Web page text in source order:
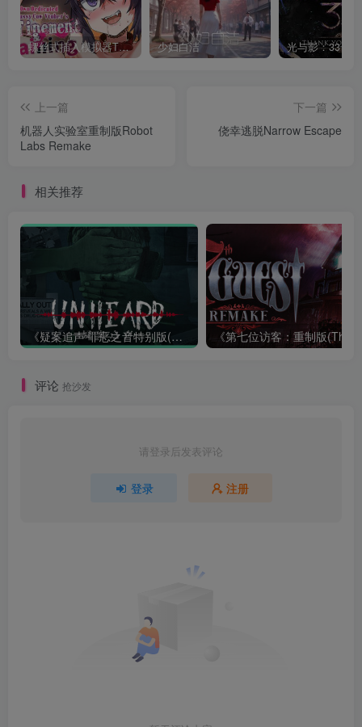
螺丝式插入模拟器TMA02 少妇白洁
上一篇
机器人实验室重制版Robot
Labs Remake
下一篇
侥幸逃脱Narrow Escape
相关推荐
《疑案追声 罪恶之音特别版(Unheard: Voices of Crime Edition)》|BUILD 11111643+全DLC|中文
评论 抢沙发
请登录后发表评论
登录 注册